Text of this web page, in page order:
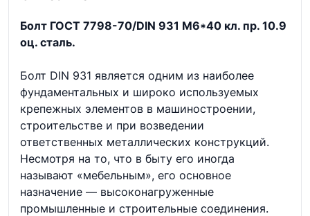
Болт ГОСТ 7798-70/DIN 931 М6*40 кл. пр. 10.9
оц. сталь.
Болт DIN 931 является одним из наиболее
фундаментальных и широко используемых
крепежных элементов в машиностроении,
строительстве и при возведении
ответственных металлических конструкций.
Несмотря на то, что в быту его иногда
называют «мебельным», его основное
назначение — высоконагруженные
промышленные и строительные соединения.